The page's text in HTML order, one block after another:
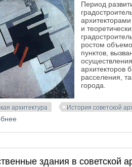
Период
и
ростом
пунктов,
архитекторов
расселения,
города.
архитектура История советской
здания в советской